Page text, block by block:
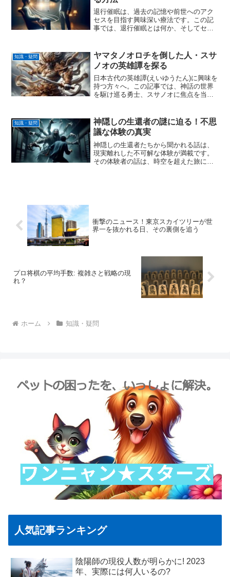
退行催眠は、過去の記憶や前世へのアク
セスを目指す興味深い療法です。この記
事では、退行催眠とは何か、そしてセッ
ションの値段、さらには退行催眠に関連
する本まで、退行催眠を取...
知識・疑問
ヤマタノオロチを倒した人・スサ
ノオの英雄譚を探る
日本古代の英雄譚(えいゆうたん)に興味を
持つ方々へ。この記事では、神話の世界
を駆け巡る勇士、スサノオに焦点を当
国とどのように関わり、高天原でのアマ
テラスとの仲違いにどう...
知識・疑問
神隠しの生還者の謎に迫る！不思
議な体験の真実
神隠しの生還者たちから聞かれる話は、
現実離れした不可解な体験が満載です。
その体験者の話は、時空を超えた旅に出
衝撃のニュース！東京スカイツリーが世
界一を抜かれる日、その裏側を追う
プロ将棋の平均手数: 複雑さと戦略の現
れ？
ホーム 知識・疑問
人気記事ランキング
陰陽師の現役人数が明らかに! 2023
年、実際には何人いるの?